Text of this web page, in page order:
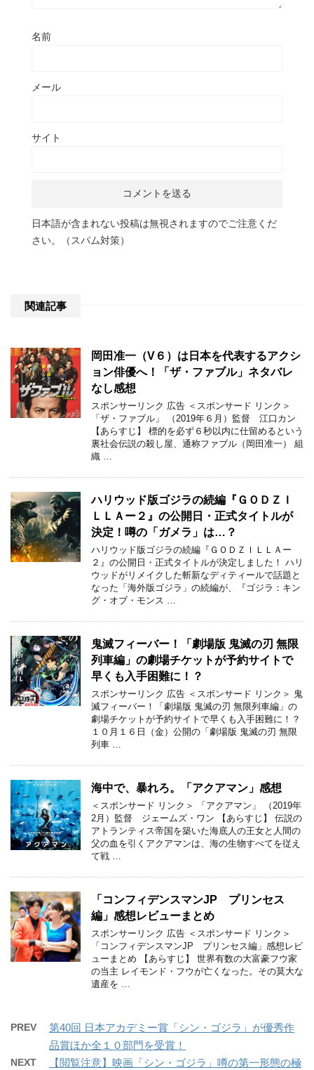
名前
メール
サイト
日本語が含まれない投稿は無視されますのでご注意くだ
さい。（スパム対策）
関連記事
岡田准一（V６）は日本を代表するアクシ
ョン俳優へ！「ザ・ファブル」ネタバレ
なし感想
スポンサーリンク 広告 ＜スポンサード リンク＞
「ザ・ファブル」 （2019年６月）監督 江口カン
【あらすじ】 標的を必ず６秒以内に仕留めるという
裏社会伝説の殺し屋、通称ファブル（岡田准一） 組
織 …
ハリウッド版ゴジラの続編『ＧＯＤＺＩ
ＬＬＡー２』の公開日・正式タイトルが
決定！噂の「ガメラ」は…？
ハリウッド版ゴジラの続編『ＧＯＤＺＩＬＬＡー
２』の公開日・正式タイトルが決定しました！ ハリ
ウッドがリメイクした斬新なディティールで話題と
なった「海外版ゴジラ」の続編が、『ゴジラ：キン
グ・オブ・モンス …
鬼滅フィーバー！「劇場版 鬼滅の刃 無限
列車編」の劇場チケットが予約サイトで
早くも入手困難に！？
スポンサーリンク 広告 ＜スポンサード リンク＞ 鬼
滅フィーバー！「劇場版 鬼滅の刃 無限列車編」の
劇場チケットが予約サイトで早くも入手困難に！？
１０月１６日（金）公開の「劇場版 鬼滅の刃 無限
列車 …
海中で、暴れろ。「アクアマン」感想
＜スポンサード リンク＞ 「アクアマン」 （2019年
2月）監督 ジェームズ・ワン 【あらすじ】 伝説の
アトランティス帝国を築いた海底人の王女と人間の
父の血を引くアクアマンは、海の生物すべてを従え
て戦 …
「コンフィデンスマンJP プリンセス
編」感想レビューまとめ
スポンサーリンク 広告 ＜スポンサード リンク＞
「コンフィデンスマンJP プリンセス編」感想レビ
ューまとめ 【あらすじ】 世界有数の大富豪フウ家
の当主 レイモンド・フウが亡くなった。その莫大な
遺産を …
PREV
第40回 日本アカデミー賞「シン・ゴジラ」が優秀作
品賞ほか全１０部門を受賞！
NEXT 【閲覧注意】映画「シン・ゴジラ」噂の第一形態の極